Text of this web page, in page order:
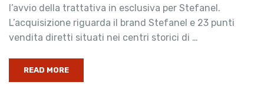
l’avvio della trattativa in esclusiva per Stefanel.
L’acquisizione riguarda il brand Stefanel e 23 punti
vendita diretti situati nei centri storici di …
READ MORE